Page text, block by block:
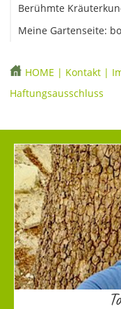
Berühmte
Meine Gartenseite:
HOME | Kontakt |
Haftungsausschluss